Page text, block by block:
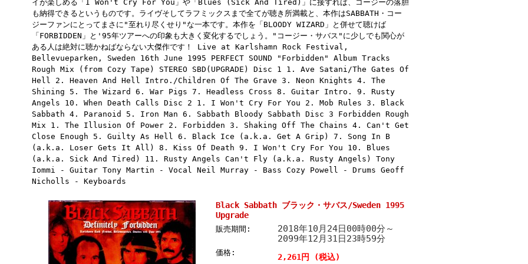
イが楽しめる「I Won't Cry For You」や「Blues (Sick And Tired)」に接すれば、コージーの落胆
も納得できるというものです。ライヴそしてラフミックスまで全てが聴き所満載と、本作はSABBATH・コー
ジーファンにとってまさに"至れり尽くせり"な一本です。本作を「BLOODY WIZARD」と併せて聴けば
「FORBIDDEN」と'95年ツアーへの印象も大きく変化するでしょう。"コージー・サバス"に少しでも関心が
ある人は絶対に聴かねばならない大傑作です！ Live at Karlshamn Rock Festival,
Bellevueparken, Sweden 16th June 1995 PERFECT SOUND "Forbidden" Album Tracks
Rough Mix (from Cozy Tape) STEREO SBD(UPGRADE) Disc 1 1. Ave Satani/The Gates Of
Hell 2. Heaven And Hell Intro./Children Of The Grave 3. Neon Knights 4. The
Shining 5. The Wizard 6. War Pigs 7. Headless Cross 8. Guitar Intro. 9. Rusty
Angels 10. When Death Calls Disc 2 1. I Won't Cry For You 2. Mob Rules 3. Black
Sabbath 4. Paranoid 5. Iron Man 6. Sabbath Bloody Sabbath Disc 3 Forbidden Rough
Mix 1. The Illusion Of Power 2. Forbidden 3. Shaking Off The Chains 4. Can't Get
Close Enough 5. Guilty As Hell 6. Black Ice (a.k.a. Get A Grip) 7. Song In B
(a.k.a. Loser Gets It All) 8. Kiss Of Death 9. I Won't Cry For You 10. Blues
(a.k.a. Sick And Tired) 11. Rusty Angels Can't Fly (a.k.a. Rusty Angels) Tony
Iommi - Guitar Tony Martin - Vocal Neil Murray - Bass Cozy Powell - Drums Geoff
Nicholls - Keyboards
Black Sabbath ブラック・サバス/Sweden 1995
Upgrade
販売期間:
2018年10月24日00時00分～
2099年12月31日23時59分
価格: 2,261円 (税込)